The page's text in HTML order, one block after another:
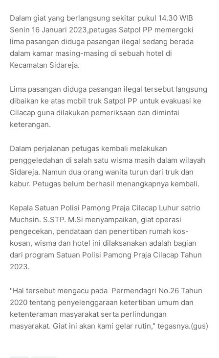
Dalam giat yang berlangsung sekitar pukul 14.30 WIB
Senin 16 Januari 2023,petugas Satpol PP memergoki
lima pasangan diduga pasangan ilegal sedang berada
dalam kamar masing-masing di sebuah hotel di
Kecamatan Sidareja.
Lima pasangan diduga pasangan ilegal tersebut langsung
dibaikan ke atas mobil truk Satpol PP untuk evakuasi ke
Cilacap guna dilakukan pemeriksaan dan dimintai
keterangan.
Dalam perjalanan petugas kembali melakukan
penggeledahan di salah satu wisma masih dalam wilayah
Sidareja. Namun dua orang wanita turun dari truk dan
kabur. Petugas belum berhasil menangkapnya kembali.
Kepala Satuan Polisi Pamong Praja Cilacap Luhur satrio
Muchsin. S.STP. M.Si menyampaikan, giat operasi
pengecekan, pendataan dan penertiban rumah kos-
kosan, wisma dan hotel ini dilaksanakan adalah bagian
dari program Satuan Polisi Pamong Praja Cilacap Tahun
2023.
"Hal tersebut mengacu pada Permendagri No.26 Tahun
2020 tentang penyelenggaraan ketertiban umum dan
ketenteraman masyarakat serta perlindungan
masyarakat. Giat ini akan kami gelar rutin," tegasnya.(gus)